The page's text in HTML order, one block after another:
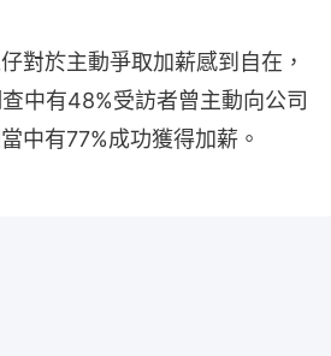
對於主動爭取加薪感到自在，
中有48%受訪者曾主動向公司
中有77%成功獲得加薪。